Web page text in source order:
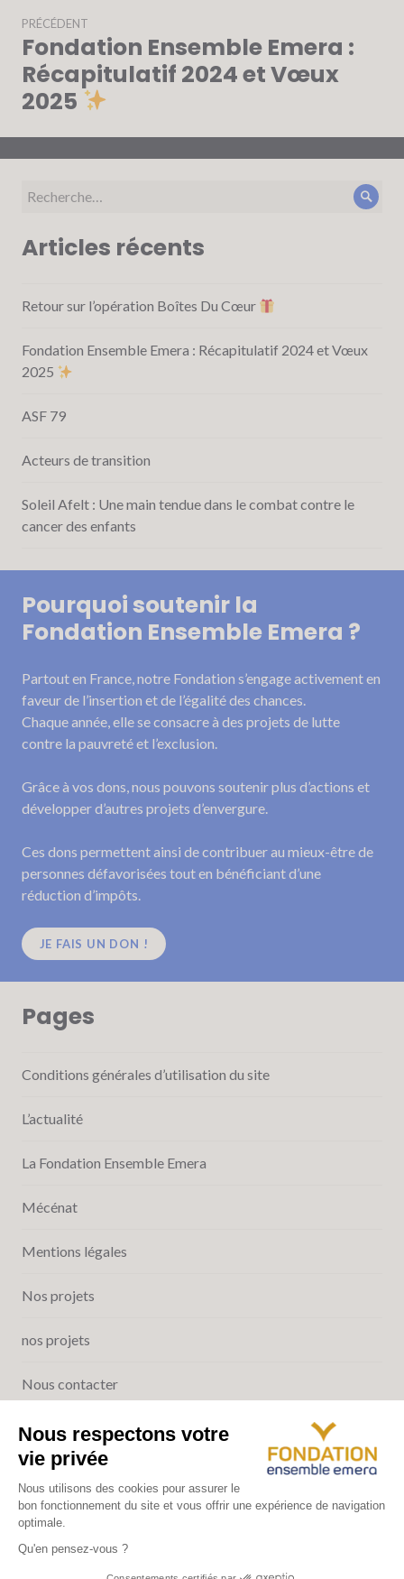
de
l’article
PRÉCÉDENT
Article
précédent :
Fondation Ensemble Emera :
Récapitulatif 2024 et Vœux
2025
Recherche
Articles récents
Retour sur l’opération Boîtes Du Cœur
Fondation Ensemble Emera : Récapitulatif 2024 et Vœux
2025
ASF 79
Acteurs de transition
Soleil Afelt : Une main tendue dans le combat contre le
cancer des enfants
Pourquoi soutenir la
Fondation Ensemble Emera ?
Partout en France, notre Fondation s’engage activement en
faveur de l’insertion et de l’égalité des chances.
Chaque année, elle se consacre à des projets de lutte
contre la pauvreté et l’exclusion.
Grâce à vos dons, nous pouvons soutenir plus d’actions et
développer d’autres projets d’envergure.
Ces dons permettent ainsi de contribuer au mieux-être de
personnes défavorisées tout en bénéficiant d’une
réduction d’impôts.
JE FAIS UN DON !
Pages
Conditions générales d’utilisation du site
L’actualité
La Fondation Ensemble Emera
Mécénat
Mentions légales
Nos projets
nos projets
Nous contacter
Qui sommes-nous ?
Contactez-nous
Fondation Ensemble Emera